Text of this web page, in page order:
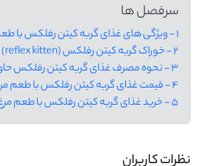
سرفصل ها
1 - ویژگی های غذای گربه کیتن رفلکس با طعم مرغ و برنج
2 - خوراک گربه کیتن رفلکس (reflex kitten) با طعم مرغ و برنج
3 - نحوه مصرف غذای گربه کیتن رفلکس حاوی مرغ و برنج
4 - قیمت غذای گربه کیتن رفلکس با طعم مرغ و برنج
5 - خرید غذای گربه کیتن رفلکس با طعم مرغ و برنج
نظرات کاربران